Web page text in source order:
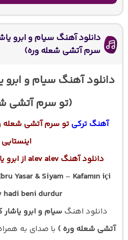
دانلود آهنگ سیام و ابرو
سرم آتشی شعله وره)
دانلود آهنگ سیام و ابرو
(تو سرم آتشی
آهنگ ترکی تو سرم آتشی شعله
اینستایی
دانلود آهنگ alev alev از ابرو یاشار و سیام ریمیکس
Yasar & Siyam – Kafamın içi
hadi beni durdur
دانلود اهنگ سیام و ابرو
آتشی شعله وره ) با صدای به